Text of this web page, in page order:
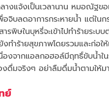
แจ้งเป็นเวลานาน หมอณัฐข
พื่อจิบลดอาการกระหายน้ำ แต่
รพิษในบุหรี่จะเข้าไปทำร้ายระ
งทำร้ายสุขภาพโดยรวมและก่
องจากแอลกอฮอล์มีฤทธิ์ขับน้ำ
ดื่มจริงๆ อย่าลืมดื่มน้ำตามให้ม
ย์